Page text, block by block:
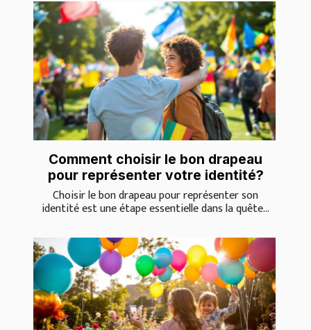
Comment choisir le bon drapeau
pour représenter votre identité?
Choisir le bon drapeau pour représenter son
identité est une étape essentielle dans la quête...